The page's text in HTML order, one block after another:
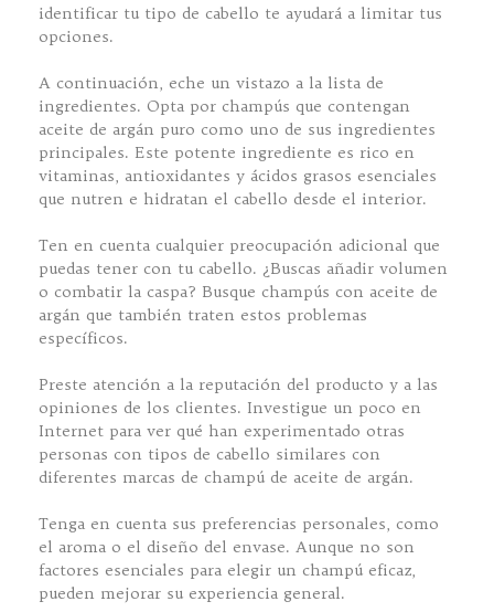
identificar tu tipo de cabello te ayudará a limitar tus
opciones.
A continuación, eche un vistazo a la lista de
ingredientes. Opta por champús que contengan
aceite de argán puro como uno de sus ingredientes
principales. Este potente ingrediente es rico en
vitaminas, antioxidantes y ácidos grasos esenciales
que nutren e hidratan el cabello desde el interior.
Ten en cuenta cualquier preocupación adicional que
puedas tener con tu cabello. ¿Buscas añadir volumen
o combatir la caspa? Busque champús con aceite de
argán que también traten estos problemas
específicos.
Preste atención a la reputación del producto y a las
opiniones de los clientes. Investigue un poco en
Internet para ver qué han experimentado otras
personas con tipos de cabello similares con
diferentes marcas de champú de aceite de argán.
Tenga en cuenta sus preferencias personales, como
el aroma o el diseño del envase. Aunque no son
factores esenciales para elegir un champú eficaz,
pueden mejorar su experiencia general.